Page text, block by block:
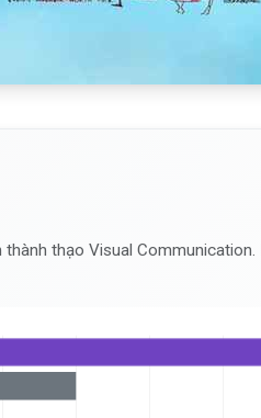
thạo Visual